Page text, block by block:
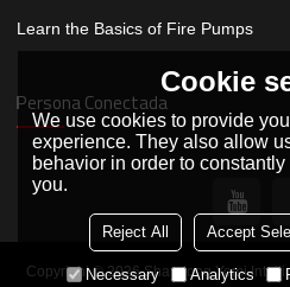
Learn the Basics of Fire Pumps
Persona Conectada
Copyright © 2026Shandong Yomi
Cookie
We use cookies to provide
experience. They also allow
behavior in order to
you.
Reject All Accept
Necessary Analytics